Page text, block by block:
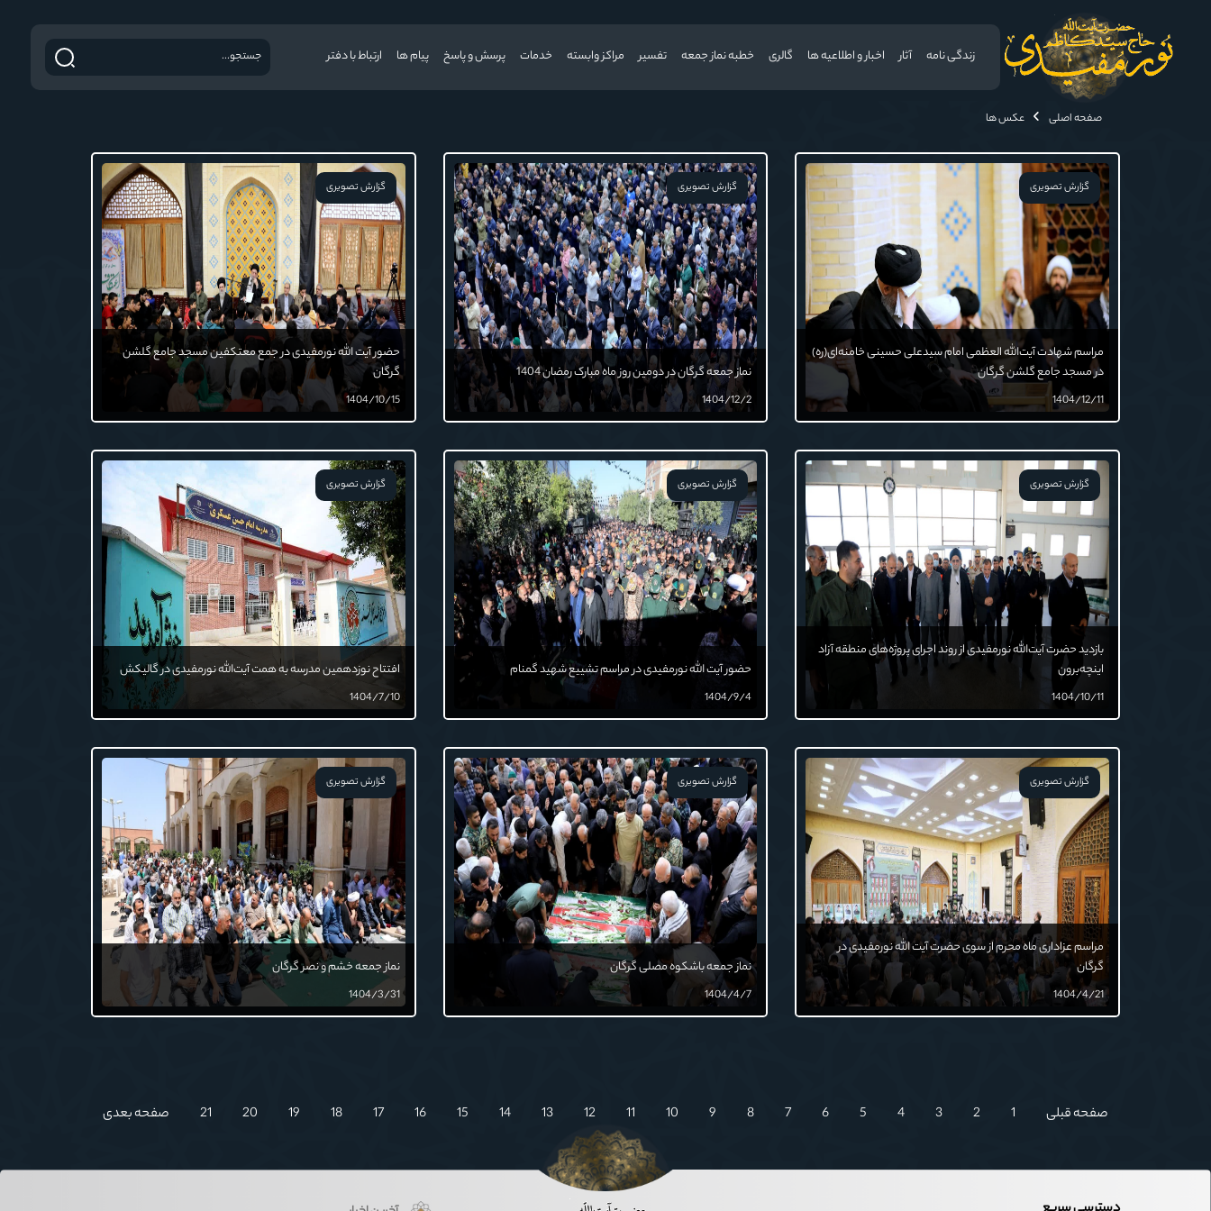
زندگی نامه آثار اخبار و اطلاعیه ها گالری خطبه نماز جمعه تفسیر مراکز وابسته خدمات پرسش و پاسخ پیام ها ارتباط با دفتر
صفحه اصلی عکس ها
گزارش تصویری
مراسم شهادت آیت‌‌الله العظمی امام سیدعلی حسینی خامنه‌ای(ره)
در مسجد جامع گلشن گرگان
1404/12/11
گزارش تصویری
نماز جمعه گرگان در دومین روز ماه مبارک رمضان 1404
1404/12/2
گزارش تصویری
حضور آیت الله نورمفیدی در جمع معتکفین مسجد جامع گلشن
گرگان
1404/10/15
گزارش تصویری
بازدید حضرت آیت‌الله نورمفیدی از روند اجرای پروژه‌های منطقه آزاد
اینچه‌برون
1404/10/11
گزارش تصویری
حضور آیت الله نورمفیدی در مراسم تشییع شهید گمنام
1404/9/4
گزارش تصویری
افتتاح نوزدهمین مدرسه به همت آیت‌الله نورمفیدی در گالیکش
1404/7/10
گزارش تصویری
مراسم عزاداری ماه محرم از سوی حضرت آیت الله نورمفیدی در
گرگان
1404/4/21
گزارش تصویری
نماز جمعه باشکوه مصلی گرگان
1404/4/7
گزارش تصویری
نماز جمعه خشم و نصر گرگان
1404/3/31
صفحه قبلی 1
2
3
4
5
6
7
8
9
10
11
12
13
14
15
16
17
18
19
20
21 صفحه بعدی